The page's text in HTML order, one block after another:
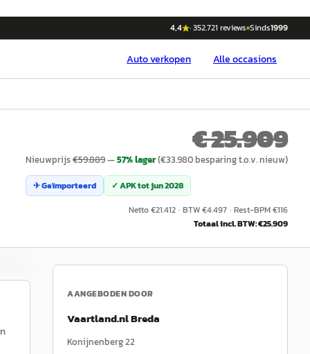
4,4 ·352.721 reviews Sinds1999
Autoverkopen Alle occasions
€ 25.909
Nieuwprijs€59.889—57% lager(€33.980besparing t.o.v. nieuw)
✈ Geïmporteerd ✓ APK totjun 2028
Netto €21.412 · BTW €4.497 · Rest-BPM €116
Totaal incl. BTW: €25.909
AANGEBODEN DOOR
Vaartland.nl Breda
Konijnenberg 22